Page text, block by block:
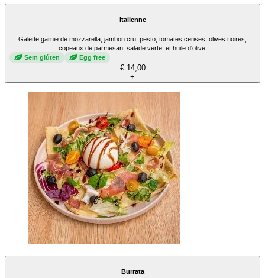
Italienne
Galette garnie de mozzarella, jambon cru, pesto, tomates cerises, olives noires,
copeaux de parmesan, salade verte, et huile d'olive.
Sem glúten
Egg free
€ 14,00
+
Burrata